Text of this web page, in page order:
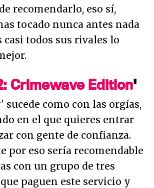
recomendarlo, eso sí,
tocado nunca antes nada
casi todos sus rivales lo
Crimewave Edition'
sucede como con las orgías,
en el que quieres entrar
con gente de confianza.
por eso sería recomendable
con un grupo de tres
paguen este servicio y